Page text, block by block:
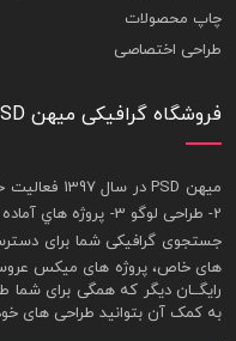
چاپ محصولات
طراحی اختصاصی
فروشگاه گرافیکی میهن PSD
ميهن PSD در سال 1397 فعاليت خود را در بخش های : 1-
2- طراحی لوگو 3-
جستجوی گرافيکی شما برای
های خاص، پروژه های ميکس
رايگــان ديگر که همگی برای
به کمک آن بتوانيد طراحی های